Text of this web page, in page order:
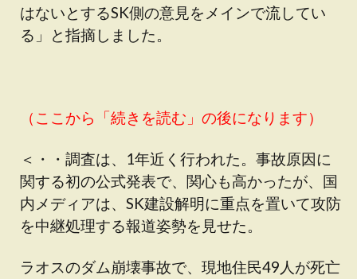
はないとするSK側の意見をメインで流してい
る」と指摘しました。
（ここから「続きを読む」の後になります）
＜・・調査は、1年近く行われた。事故原因に
関する初の公式発表で、関心も高かったが、国
内メディアは、SK建設解明に重点を置いて攻防
を中継処理する報道姿勢を見せた。
ラオスのダム崩壊事故で、現地住民49人が死亡